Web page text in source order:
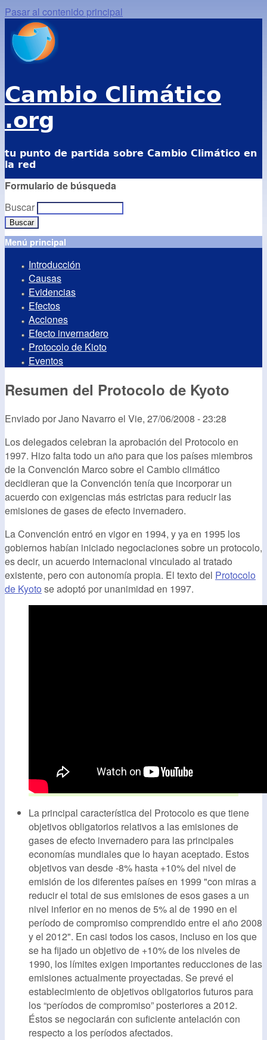
Pasar al contenido principal
Cambio Climático
.org
tu punto de partida sobre Cambio Climático en
la red
Formulario de búsqueda
Buscar
Menú principal
Introducción
Causas
Evidencias
Efectos
Acciones
Efecto invernadero
Protocolo de Kioto
Eventos
Resumen del Protocolo de Kyoto
Enviado porJano Navarro el Vie, 27/06/2008 - 23:28
Los delegados celebran la aprobación del Protocolo en
1997. Hizo falta todo un año para que los países miembros
de la Convención Marco sobre el Cambio climático
decidieran que la Convención tenía que incorporar un
acuerdo con exigencias más estrictas para reducir las
emisiones de gases de efecto invernadero.
La Convención entró en vigor en 1994, y ya en 1995 los
gobiernos habían iniciado negociaciones sobre un protocolo,
es decir, un acuerdo internacional vinculado al tratado
existente, pero con autonomía propia. El texto del Protocolo
de Kyoto se adoptó por unanimidad en 1997.
La principal característica del Protocolo es que tiene
objetivos obligatorios relativos a las emisiones de
gases de efecto invernadero para las principales
economías mundiales que lo hayan aceptado. Estos
objetivos van desde -8% hasta +10% del nivel de
emisión de los diferentes países en 1999 "con miras a
reducir el total de sus emisiones de esos gases a un
nivel inferior en no menos de 5% al de 1990 en el
período de compromiso comprendido entre el año 2008
y el 2012". En casi todos los casos, incluso en los que
se ha fijado un objetivo de +10% de los niveles de
1990, los límites exigen importantes reducciones de las
emisiones actualmente proyectadas. Se prevé el
establecimiento de objetivos obligatorios futuros para
los “períodos de compromiso” posteriores a 2012.
Éstos se negociarán con suficiente antelación con
respecto a los períodos afectados.